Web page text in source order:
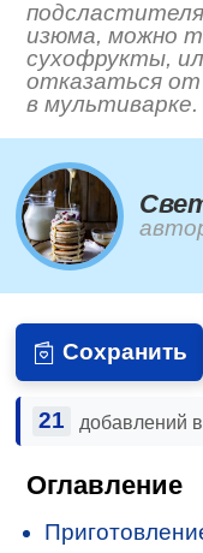
изюма, можно
сухофрукты,
отказаться от
в мультиварке.
Сохранить
21 добавлений
Оглавление